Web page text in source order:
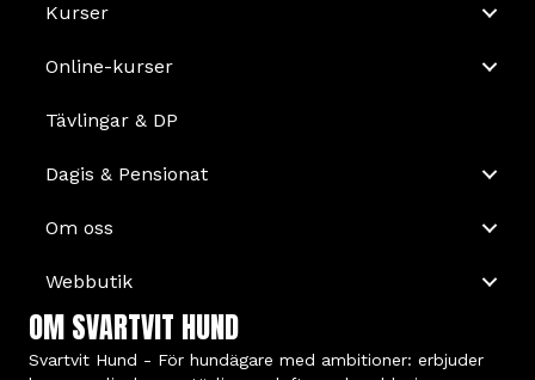
Kurser
Online-kurser
Tävlingar & DP
Dagis & Pensionat
Om oss
Webbutik
OM SVARTVIT HUND
Svartvit Hund - För hundägare med ambitioner: erbjuder